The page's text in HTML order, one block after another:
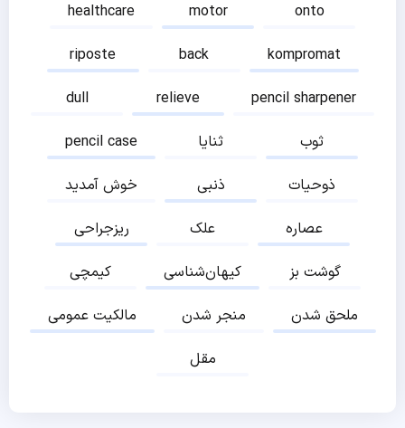
healthcare
motor
onto
riposte
back
kompromat
dull
relieve
pencil sharpener
pencil case
ثنایا
ثوب
خوش آمدید
ذنبی
ذوحیات
ریزجراحی
علک
عصاره
کیمچی
کیهان‌شناسی
گوشت بز
مالکیت عمومی
منجر شدن
ملحق شدن
مقل